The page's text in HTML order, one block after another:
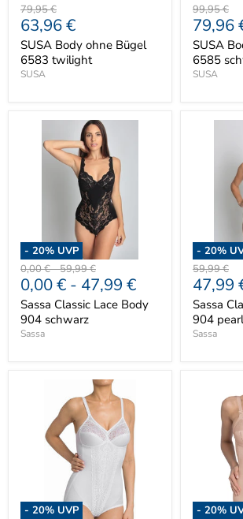
Ursprünglicher
Preis
79,95 €
Aktueller
Preis
63,96 €
SUSA Body ohne Bügel
6583 twilight
SUSA
Preis
99,95 €
Preis
79,96
SUSA
6585
SUSA
- 20% UVP
Ursprünglicher
Preis
0,00 €-Ursprünglicher
Preis
59,99 €
0,00 € - 47,99 €
Sassa Classic Lace Body
904 schwarz
Sassa
- 20%
Preis
59,99 €
Preis
47,99
Sassa
904 pearl
Sassa
- 20% UVP
- 20%